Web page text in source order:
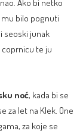
bilo pognuti
seoski junak
te ju
noć, kada bi se
za let na Klek. One
za koje se